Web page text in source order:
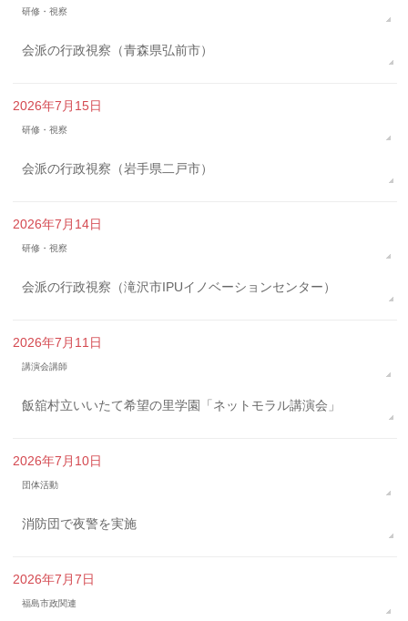
研修・視察
会派の行政視察（青森県弘前市）
2026年7月15日
研修・視察
会派の行政視察（岩手県二戸市）
2026年7月14日
研修・視察
会派の行政視察（滝沢市IPUイノベーションセンター）
2026年7月11日
講演会講師
飯舘村立いいたて希望の里学園「ネットモラル講演会」
2026年7月10日
団体活動
消防団で夜警を実施
2026年7月7日
福島市政関連